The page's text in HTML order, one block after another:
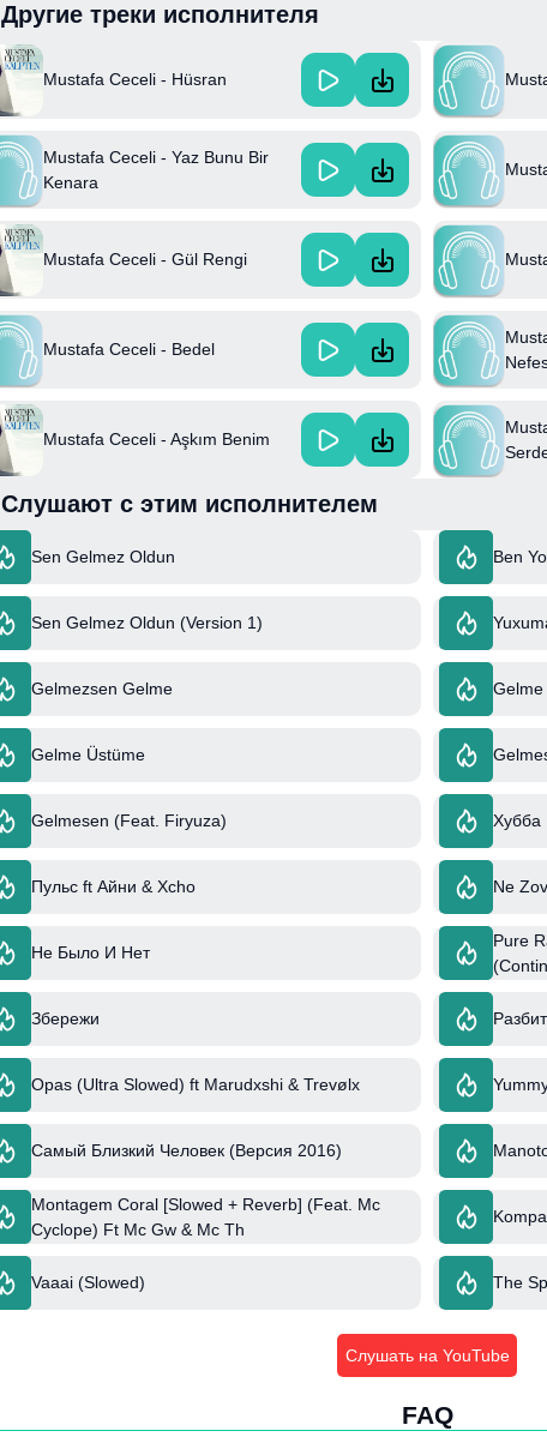
Другие треки исполнителя
Mustafa Ceceli - Hüsran
Mustafa Ceceli - Yaz Bunu Bir
Kenara
Mustafa Ceceli - Gül Rengi
Mustafa Ceceli - Bedel
Mustafa Ceceli - Aşkım Benim
Слушают с этим исполнителем
Sen Gelmez Oldun Ben
Sen Gelmez Oldun (Version 1)
Gelmezsen Gelme Gelme
Gelme Üstüme
Gelmesen (Feat. Firyuza) Хубба
Пульс ft Айни & Xcho Ne
Не Было И Нет
Pure
Збережи
Opas (Ultra Slowed) ft Marudxshi & Trevølx
Самый Близкий Человек (Версия 2016)
Montagem Coral [Slowed + Reverb] (Feat. Mc
Cyclope) Ft Mc Gw & Mc Th
Vaaai (Slowed) The
Слушать на YouTube
FAQ